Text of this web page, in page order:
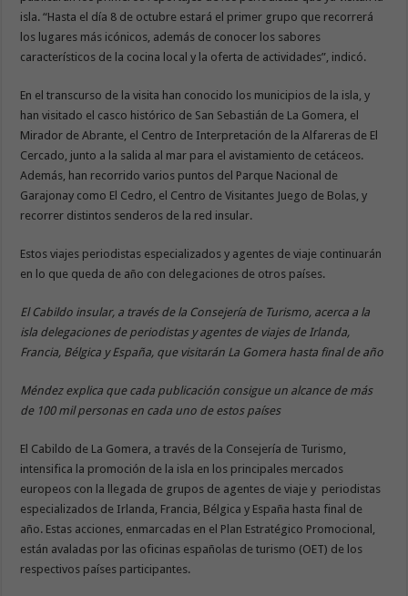
isla. “Hasta el día 8 de octubre estará el primer grupo que recorrerá
los lugares más icónicos, además de conocer los sabores
característicos de la cocina local y la oferta de actividades”, indicó.
En el transcurso de la visita han conocido los municipios de la isla, y
han visitado el casco histórico de San Sebastián de La Gomera, el
Mirador de Abrante, el Centro de Interpretación de la Alfareras de El
Cercado, junto a la salida al mar para el avistamiento de cetáceos.
Además, han recorrido varios puntos del Parque Nacional de
Garajonay como El Cedro, el Centro de Visitantes Juego de Bolas, y
recorrer distintos senderos de la red insular.
Estos viajes periodistas especializados y agentes de viaje continuarán
en lo que queda de año con delegaciones de otros países.
El Cabildo insular, a través de la Consejería de Turismo, acerca a la
isla delegaciones de periodistas y agentes de viajes de Irlanda,
Francia, Bélgica y España, que visitarán La Gomera hasta final de año
Méndez explica que cada publicación consigue un alcance de más
de 100 mil personas en cada uno de estos países
El Cabildo de La Gomera, a través de la Consejería de Turismo,
intensifica la promoción de la isla en los principales mercados
europeos con la llegada de grupos de agentes de viaje y periodistas
especializados de Irlanda, Francia, Bélgica y España hasta final de
año. Estas acciones, enmarcadas en el Plan Estratégico Promocional,
están avaladas por las oficinas españolas de turismo (OET) de los
respectivos países participantes.